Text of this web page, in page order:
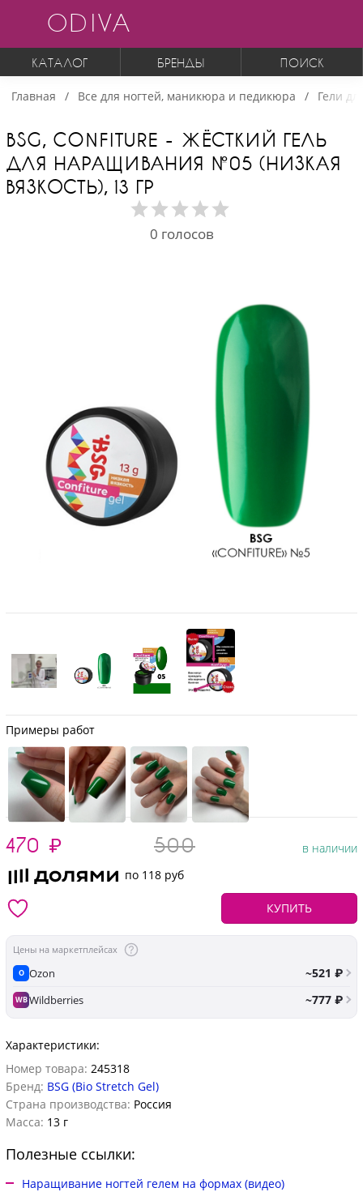
ODIVA
КАТАЛОГ БРЕНДЫ ПОИСК
Главная Все для ногтей, маникюра и педикюра Гели
BSG, CONFITURE - ЖЁСТКИЙ ГЕЛЬ
ДЛЯ НАРАЩИВАНИЯ №05 (НИЗКАЯ
ВЯЗКОСТЬ), 13 ГР
0 голосов
Примеры работ
470 ₽ 500
в наличии
по 118 руб
КУПИТЬ
Цены на маркетплейсах
O Ozon ~521 ₽
WBWildberries ~777 ₽
Характеристики:
Номер товара: 245318
Бренд: BSG (Bio Stretch Gel)
Страна производства: Россия
Масса: 13 г
Полезные ссылки:
Наращивание ногтей гелем на формах (видео)